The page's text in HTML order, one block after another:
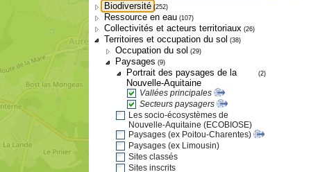
Biodiversité (252)
Ressource en eau (107)
Collectivités et acteurs territoriaux (26)
Territoires et occupation du sol (38)
Occupation du sol (29)
Paysages (9)
Portrait des paysages de la
Nouvelle-Aquitaine
(2)
Vallées principales
Secteurs paysagers
Les socio-écosystèmes de
Nouvelle-Aquitaine (ECOBIOSE)
Paysages (ex Poitou-Charentes)
Paysages (ex Limousin)
Sites classés
Sites inscrits